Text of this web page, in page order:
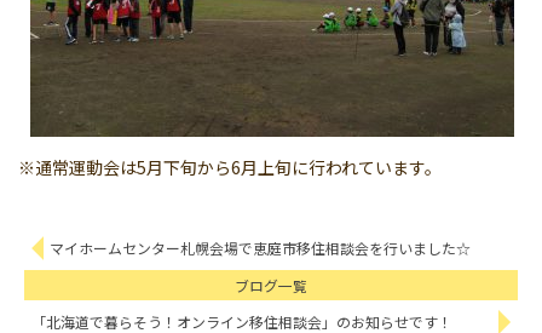
※通常運動会は5月下旬から6月上旬に行われています。
マイホームセンター札幌会場で恵庭市移住相談会を行いました☆
ブログ一覧
「北海道で暮らそう！オンライン移住相談会」のお知らせです！